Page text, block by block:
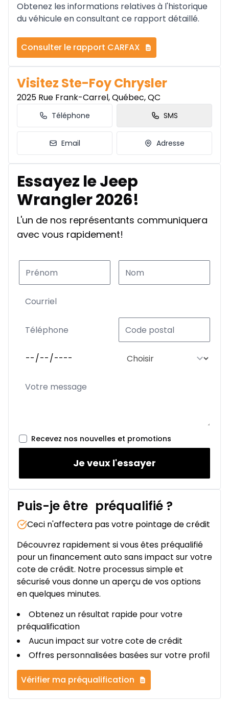
Obtenez les informations relatives à l'historique
du véhicule en consultant ce rapport détaillé.
Consulter le rapport CARFAX
Visitez Ste-Foy Chrysler
2025 Rue Frank-Carrel, Québec, QC
Téléphone SMS
Email Adresse
Essayez le Jeep
Wrangler 2026!
L'un de nos représentants communiquera
avec vous rapidement!
Recevez nos nouvelles et promotions
Je veux l'essayer
Puis-je être préqualifié ?
Ceci n'affectera pas votre pointage de crédit
Découvrez rapidement si vous êtes préqualifié
pour un financement auto sans impact sur votre
cote de crédit. Notre processus simple et
sécurisé vous donne un aperçu de vos options
en quelques minutes.
Obtenez un résultat rapide pour votre
préqualification
Aucun impact sur votre cote de crédit
Offres personnalisées basées sur votre profil
Vérifier ma préqualification